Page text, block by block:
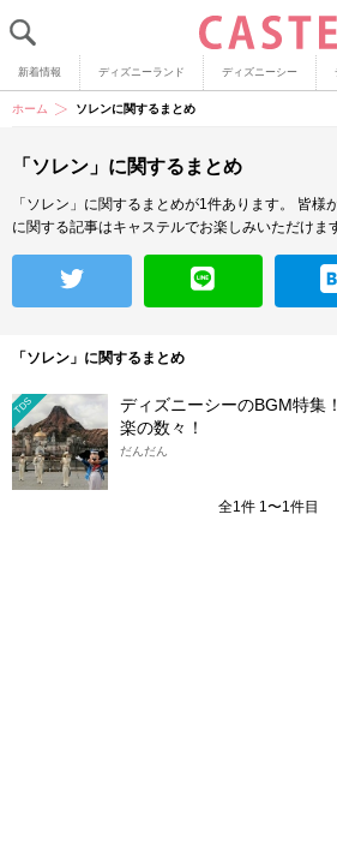
新着情報 ディズニーランド ディズニーシー
ホーム ソレンに関するまとめ
「ソレン」に関するまとめ
「ソレン」に関するまとめが1件あります。
皆様
に関する記事はキャステルでお楽しみいただけま
「ソレン」に関するまとめ
TDS
ディズニーシーのBGM特集
楽の数々！
だんだん
全1件 1〜1件目